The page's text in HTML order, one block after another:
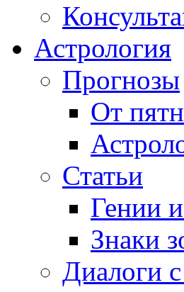
Астрология
Прогнозы
От
Статьи
Гении
Знаки
Диалоги